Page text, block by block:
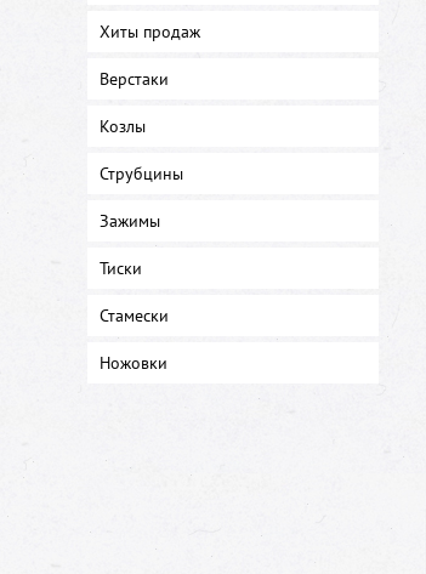
Хиты продаж
Верстаки
Козлы
Струбцины
Зажимы
Тиски
Стамески
Ножовки